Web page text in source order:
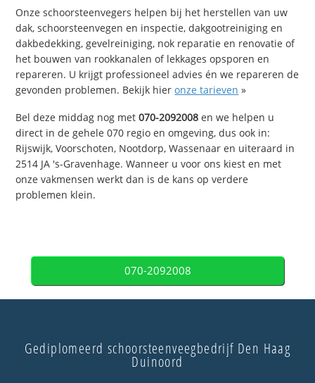
Onze schoorsteenvegers helpen bij het herstellen van uw
dak, schoorsteenvegen en inspectie, dakgootreiniging en
dakbedekking, gevelreiniging, nok reparatie en renovatie of
het bouwen van rookkanalen of lekkages opsporen en
repareren. U krijgt professioneel advies én we repareren de
gevonden problemen. Bekijk hieronze tarieven »
Bel deze middag nog met070-2092008 en we helpen u
direct in de gehele 070 regio en omgeving, dus ook in:
Rijswijk, Voorschoten, Nootdorp, Wassenaar en uiteraard in
2514 JA 's-Gravenhage. Wanneer u voor ons kiest en met
onze vakmensen werkt dan is de kans op verdere
problemen klein.
070-2092008
Gediplomeerd schoorsteenveegbedrijf Den Haag
Duinoord